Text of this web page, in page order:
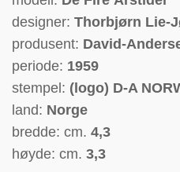
designer: Thorbjørn Lie-
produsent: David-
periode: 1959
stempel: (logo) D-A
land: Norge
bredde: cm. 4,3
høyde: cm. 3,3